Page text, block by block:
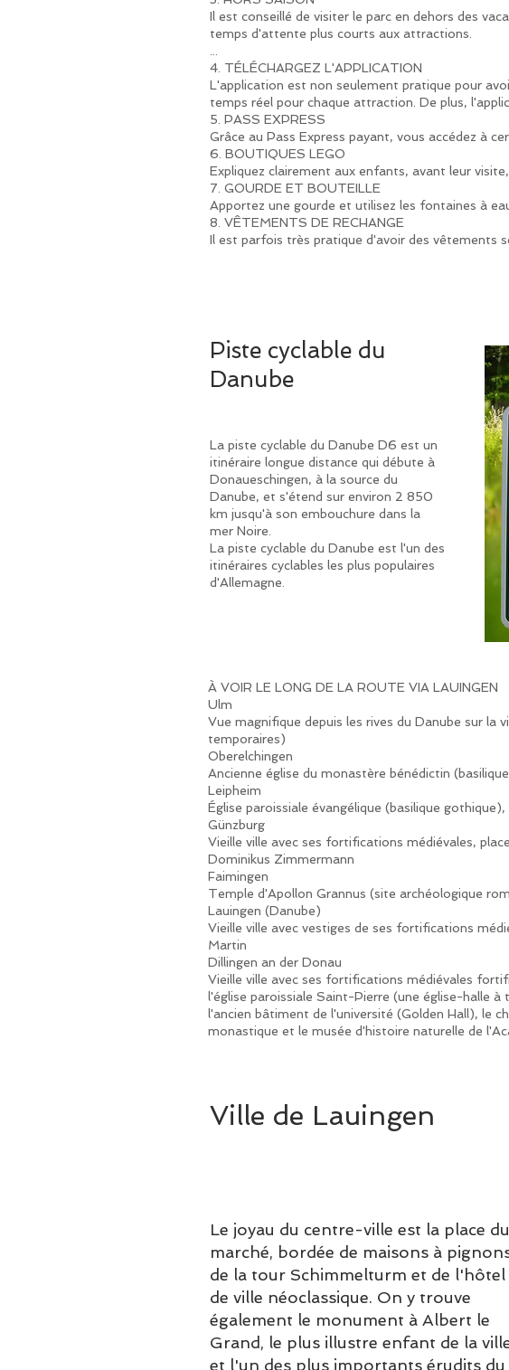
Il est conseillé de visiter le parc en dehors des
temps d'attente plus courts aux attractions.
4. TÉLÉCHARGEZ L'APPLICATION
L'application est non seulement pratique pour
temps réel pour chaque attraction. De plus,
5. PASS EXPRESS
Grâce au Pass Express payant, vous accédez à
6. BOUTIQUES LEGO
Expliquez clairement aux enfants, avant leur
7. GOURDE ET BOUTEILLE
Apportez une gourde et utilisez les fontaines à
8. VÊTEMENTS DE RECHANGE
Il est parfois très pratique d'avoir des vêtements
La piste cyclable du Danube D6 est un
itinéraire longue distance qui débute à
Donaueschingen, à la source du
Danube, et s'étend sur environ 2 850
km jusqu'à son embouchure dans la
mer Noire.
La piste cyclable du Danube est l'un des
itinéraires cyclables les plus populaires
d'Allemagne.
Piste cyclable du
Danube
À VOIR LE LONG DE LA ROUTE VIA LAUINGEN
Ulm
Vue magnifique depuis les rives du Danube sur la
temporaires)
Oberelchingen
Ancienne église du monastère bénédictin
Leipheim
Église paroissiale évangélique (basilique
Günzburg
Vieille ville avec ses fortifications médiévales,
Dominikus Zimmermann
Faimingen
Temple d'Apollon Grannus (site archéologique
Lauingen (Danube)
Vieille ville avec vestiges de ses fortifications
Martin
Dillingen an der Donau
Vieille ville avec ses fortifications médiévales
l'église paroissiale Saint-Pierre (une église-halle
l'ancien bâtiment de l'université (Golden Hall), le
monastique et le musée d'histoire naturelle de
Le joyau du centre-ville est la place du
marché, bordée de maisons à
de la tour Schimmelturm et de l'hôtel
de ville néoclassique. On y trouve
également le monument à Albert le
Grand, le plus illustre enfant de la
et l'un des plus importants érudits du
Ville de Lauingen